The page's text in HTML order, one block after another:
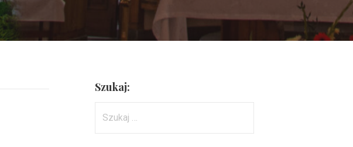
Szukaj: